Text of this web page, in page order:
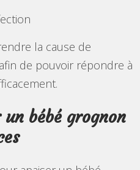
la cause de
de pouvoir répondre à
bébé grognon